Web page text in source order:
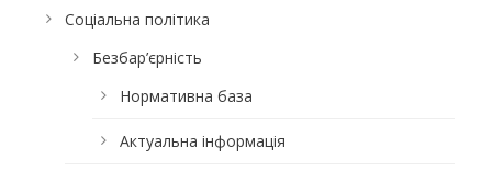
Соціальна політика
Безбар’єрність
Нормативна база
Актуальна інформація